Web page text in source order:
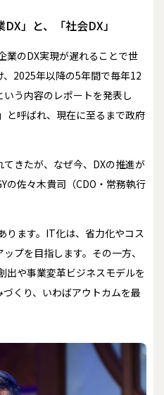
」と、「社会DX」
業のDX実現が遅れることで世
2025年以降の5年間で毎年12
う内容のレポートを発表し
と呼ばれ、現在に至るまで政府
きたが、なぜ今、DXの推進が
の佐々木貴司（CDO・常務執行
ります。IT化は、省力化やコス
プを目指します。その一方、
や事業変革――ビジネスモデルを
くり、いわばアウトカムを最